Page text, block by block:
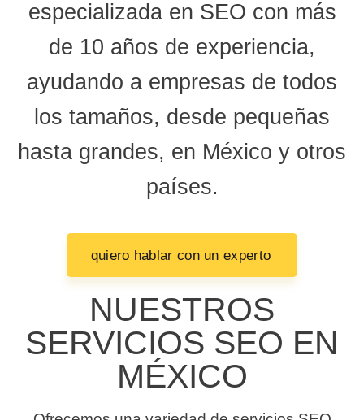
especializada en SEO con más
de 10 años de experiencia,
ayudando a empresas de todos
los tamaños, desde pequeñas
hasta grandes, en México y otros
países.
quiero hablar con un experto
NUESTROS
SERVICIOS SEO EN
MÉXICO